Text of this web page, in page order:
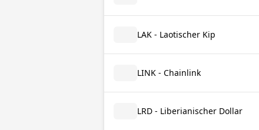
LAK - Laotischer Kip
LINK - Chainlink
LRD - Liberianischer Dollar